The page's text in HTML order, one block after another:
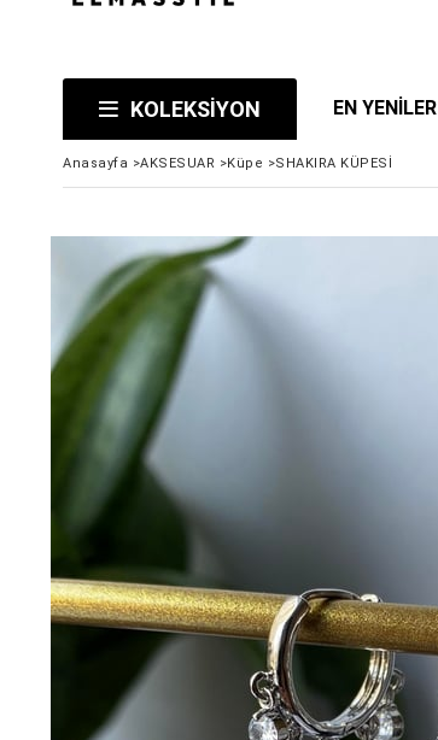
KOLEKSİYON EN YENİLER
Anasayfa >AKSESUAR >Küpe >SHAKIRA KÜPESİ